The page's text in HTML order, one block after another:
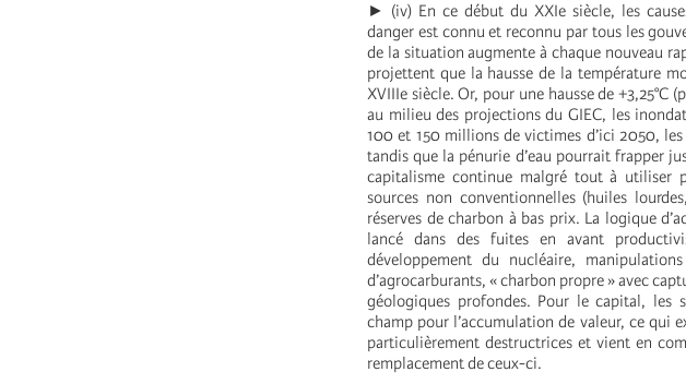
► (iv) En ce début du XXIe siècle, les
danger est connu et reconnu par tous les
de la situation augmente à chaque nouveau
projettent que la hausse de la température
XVIIIe siècle. Or, pour une hausse de
au milieu des projections du GIEC, les
100 et 150 millions de victimes d’ici 2050,
tandis que la pénurie d’eau pourrait frapper
capitalisme continue malgré tout à utiliser
sources non conventionnelles (huiles
réserves de charbon à bas prix. La logique
lancé dans des fuites en avant
développement du nucléaire,
d’agrocarburants, « charbon propre » avec
géologiques profondes. Pour le capital, les
champ pour l’accumulation de valeur, ce qui
particulièrement destructrices et vient en
remplacement de ceux-ci.